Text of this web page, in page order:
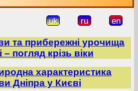
uk ru en
та прибережні урочища
– погляд крізь віки
характеристика
Дніпра у Києві